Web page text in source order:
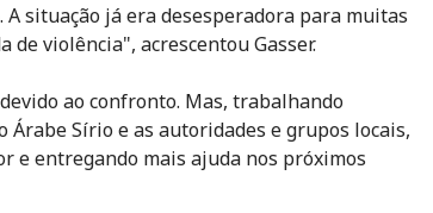
situação já era desesperadora para muitas
de violência", acrescentou Gasser.
ao confronto. Mas, trabalhando
Árabe Sírio e as autoridades e grupos locais,
e entregando mais ajuda nos próximos